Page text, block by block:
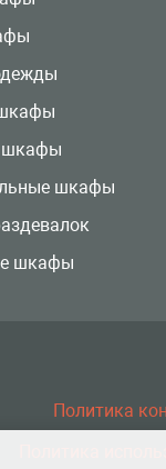
шкафы
шкафы
шкафы
Политика